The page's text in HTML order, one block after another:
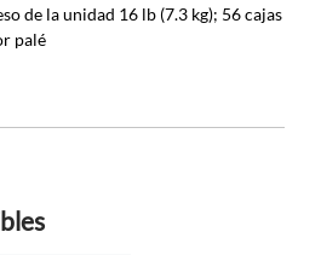
de la unidad 16 lb (7.3 kg); 56 cajas
palé